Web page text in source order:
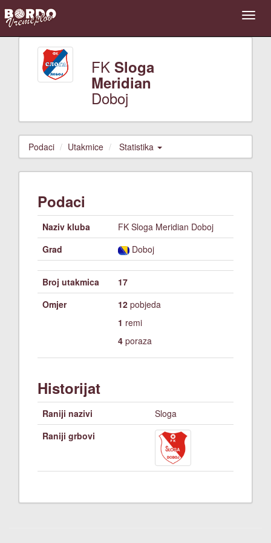
FK Sloga
Meridian
Doboj
Podaci Utakmice Statistika
Podaci
Naziv kluba
FK Sloga Meridian Doboj
Grad
Doboj
Broj utakmica
17
Omjer
12 pobjeda
1 remi
4 poraza
Historijat
Raniji nazivi
Sloga
Raniji grbovi